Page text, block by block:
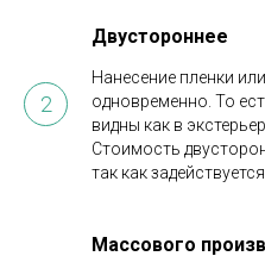
Двустороннее
Нанесение пленки
одновременно. То
видны как в
Стоимость
так как
Массового